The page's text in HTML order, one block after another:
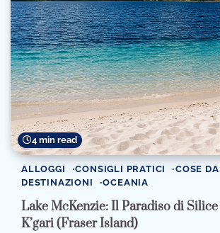
4 min read
ALLOGGI CONSIGLI PRATICI
COSE
DESTINAZIONI
OCEANIA
Lake McKenzie: Il Paradiso di
K’gari (Fraser Island)